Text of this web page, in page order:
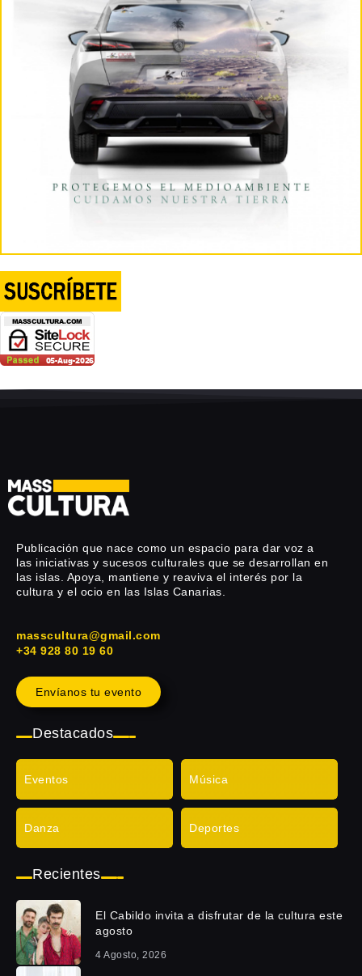
Publicación que nace como un espacio para dar voz a
las iniciativas y sucesos culturales que se desarrollan en
las islas. Apoya, mantiene y reaviva el interés por la
cultura y el ocio en las Islas Canarias.
masscultura@gmail.com
+34 928 80 19 60
Envíanos tu evento
Destacados
Eventos Música
Danza Deportes
Recientes
El Cabildo invita a disfrutar de la cultura este
agosto
4 Agosto, 2026